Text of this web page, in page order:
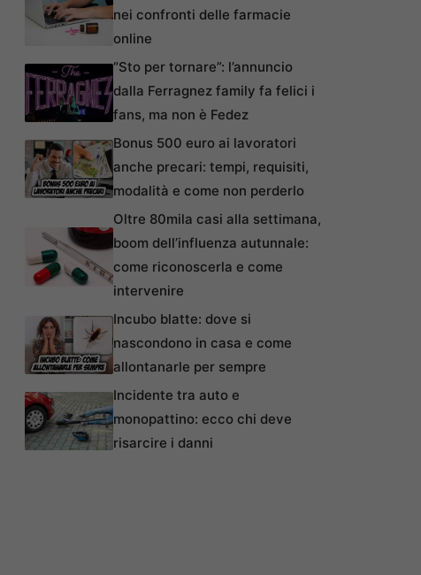
nei confronti delle farmacie
online
“Sto per tornare”: l’annuncio
dalla Ferragnez family fa felici i
fans, ma non è Fedez
Bonus 500 euro ai lavoratori
anche precari: tempi, requisiti,
modalità e come non perderlo
Oltre 80mila casi alla settimana,
boom dell’influenza autunnale:
come riconoscerla e come
intervenire
Incubo blatte: dove si
nascondono in casa e come
allontanarle per sempre
Incidente tra auto e
monopattino: ecco chi deve
risarcire i danni